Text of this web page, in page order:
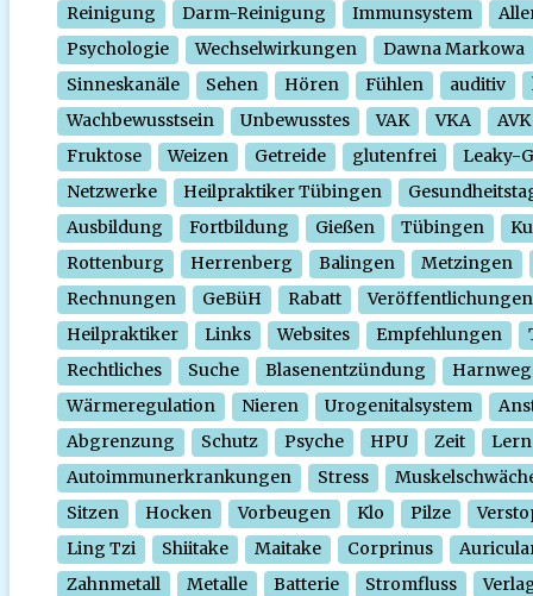
Reinigung
Darm-Reinigung Immunsystem
Psychologie
Wechselwirkungen
Dawna Markowa
Sinneskanäle
Sehen Hören Fühlen auditiv
Wachbewusstsein
Unbewusstes VAK VKA
AVK
Fruktose
Weizen Getreide glutenfrei
Leaky-
Netzwerke
Heilpraktiker Tübingen
Ausbildung
Fortbildung Gießen Tübingen
Rottenburg
Herrenberg Balingen
Metzingen
Rechnungen
GeBüH Rabatt
Veröffentlichungen
Heilpraktiker
Links Websites Empfehlungen
Rechtliches
Suche Blasenentzündung
Wärmeregulation
Nieren Urogenitalsystem
Abgrenzung
Schutz Psyche HPU Zeit
Autoimmunerkrankungen
Stress
Sitzen
Hocken Vorbeugen Klo Pilze
Ling Tzi
Shiitake Maitake Corprinus
Zahnmetall
Metalle Batterie Stromfluss